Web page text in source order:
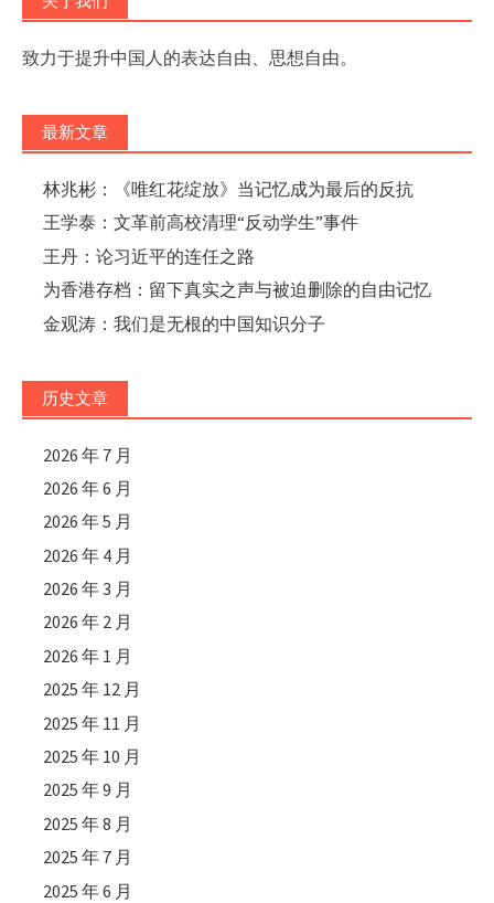
致力于提升中国人的表达自由、思想自由。
最新文章
林兆彬：《唯红花绽放》当记忆成为最后的反抗
王学泰：文革前高校清理“反动学生”事件
王丹：论习近平的连任之路
为香港存档：留下真实之声与被迫删除的自由记忆
金观涛：我们是无根的中国知识分子
历史文章
2026 年 7 月
2026 年 6 月
2026 年 5 月
2026 年 4 月
2026 年 3 月
2026 年 2 月
2026 年 1 月
2025 年 12 月
2025 年 11 月
2025 年 10 月
2025 年 9 月
2025 年 8 月
2025 年 7 月
2025 年 6 月